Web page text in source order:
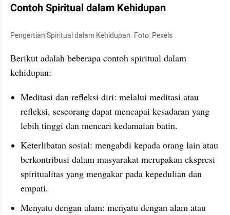
Contoh Spiritual dalam Kehidupan
Pengertian Spiritual dalam Kehidupan. Foto: Pexels
Berikut adalah beberapa contoh spiritual dalam
kehidupan:
Meditasi dan refleksi diri: melalui meditasi atau
refleksi, seseorang dapat mencapai kesadaran yang
lebih tinggi dan mencari kedamaian batin.
Keterlibatan sosial: mengabdi kepada orang lain atau
berkontribusi dalam masyarakat merupakan ekspresi
spiritualitas yang mengakar pada kepedulian dan
empati.
Menyatu dengan alam: menyatu dengan alam atau